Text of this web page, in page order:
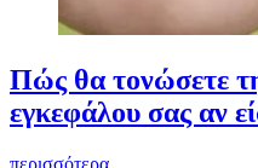
Πώς θα τονώσετε
εγκεφάλου σας αν
περισσότερα